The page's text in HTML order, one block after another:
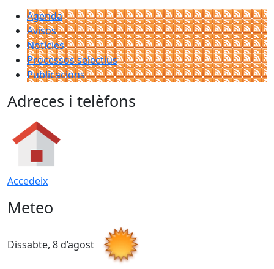
Agenda
Avisos
Notícies
Processos selectius
Publicacions
Adreces i telèfons
Accedeix
Meteo
Dissabte, 8 d’agost